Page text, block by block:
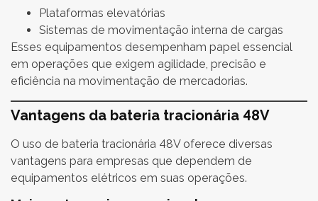
Plataformas elevatórias
Sistemas de movimentação interna de cargas
Esses equipamentos desempenham papel essencial
em operações que exigem agilidade, precisão e
eficiência na movimentação de mercadorias.
Vantagens da bateria tracionária 48V
O uso de bateria tracionária 48V oferece diversas
vantagens para empresas que dependem de
equipamentos elétricos em suas operações.